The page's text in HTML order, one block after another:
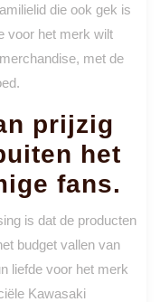
die ook gek is
voor het merk wilt
met de
prijzig
het
fans.
is dat de producten
budget vallen van
liefde voor het merk
Kawasaki